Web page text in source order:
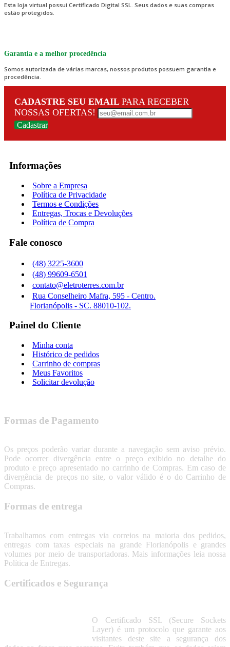
Esta loja virtual possui Certificado Digital SSL. Seus dados e suas compras
estão protegidos.
Garantia e a melhor procedência
Somos autorizada de várias marcas, nossos produtos possuem garantia e
procedência.
CADASTRE SEU EMAIL PARA RECEBER
NOSSAS OFERTAS!
Cadastrar
Informações
Sobre a Empresa
Política de Privacidade
Termos e Condições
Entregas, Trocas e Devoluções
Política de Compra
Fale conosco
(48) 3225-3600
(48) 99609-6501
contato@eletroterres.com.br
Rua Conselheiro Mafra, 595 - Centro.
Florianópolis - SC. 88010-102.
Painel do Cliente
Minha conta
Histórico de pedidos
Carrinho de compras
Meus Favoritos
Solicitar devolução
Formas de Pagamento
Os preços poderão variar durante a navegação sem aviso prévio.
Pode ocorrer divergência entre o preço exibido no detalhe do
produto e preço apresentado no carrinho de Compras. Em caso de
divergência de preços no site, o valor válido é o do Carrinho de
Compras.
Formas de entrega
Trabalhamos com entregas via correios na maioria dos pedidos,
entregas com taxas especiais na grande Florianópolis e grandes
volumes por meio de transportadoras. Mais informações leia nossa
Política de Entregas.
Certificados e Segurança
O Certificado SSL (Secure Sockets
Layer) é um protocolo que garante aos
visitantes deste site a segurança dos